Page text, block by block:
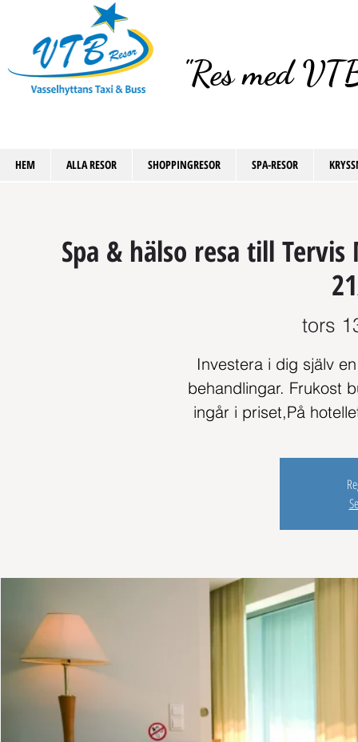
"Res med
HEM ALLA RESOR SHOPPINGRESOR SPA-RESOR
Spa & hälso resa till
tors
Investera i dig själv
behandlingar. Frukost
ingår i priset,På